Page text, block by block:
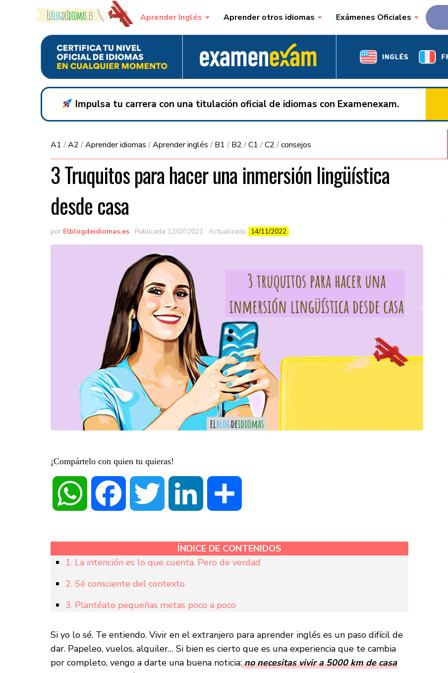
Skip to content Aprender Inglés Aprender otros idiomas Exámenes Oficiales
Impulsa tu carrera con una titulación oficial de idiomas con Examenexam.
A1 /A2 /Aprender idiomas /Aprender inglés / B1 / B2 /C1 /C2 /consejos
3 Truquitos para hacer una inmersión lingüística
desde casa
por Elblogdeidiomas.es · Publicada 12/07/2021 · Actualizado 14/11/2022
¡Compártelo con quien tu quieras!
WhatsApp Facebook LinkedIn
ÍNDICE DE CONTENIDOS
1. La intención es lo que cuenta. Pero de verdad
2. Sé consciente del contexto
3. Plantéate pequeñas metas poco a poco
Si yo lo sé. Te entiendo. Vivir en el extranjero para aprender inglés es un paso difícil de
dar. Papeleo, vuelos, alquiler… Si bien es cierto que es una experiencia que te cambia
por completo, vengo a darte una buena noticia:no necesitas vivir a 5000 km de casa